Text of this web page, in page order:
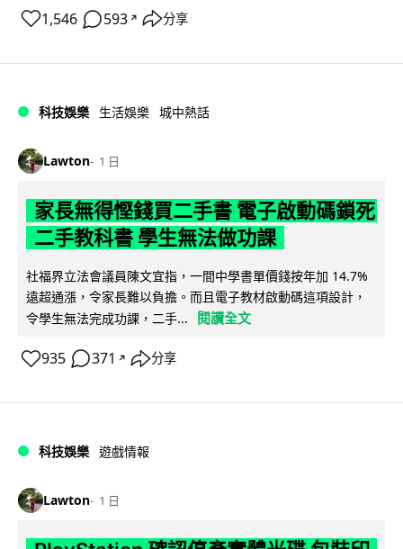
1,546 593 ↗ 分享
科技娛樂 生活娛樂 城中熱話
Lawton 1 日
家長無得慳錢買二手書 電子啟動碼鎖死
二手教科書 學生無法做功課
社福界立法會議員陳文宜指，一間中學書單價錢按年加 14.7%
遠超通漲，令家長難以負擔。而且電子教材啟動碼這項設計，
令學生無法完成功課，二手...
閱讀全文
935 371 ↗ 分享
科技娛樂 遊戲情報
Lawton 1 日